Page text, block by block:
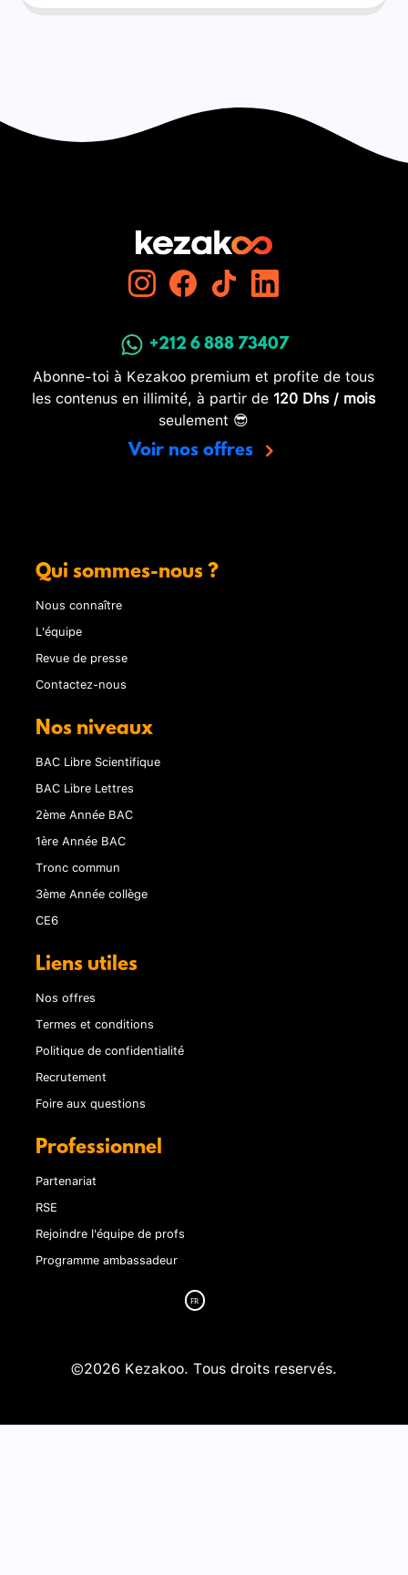
+212 6 888 73407
Abonne-toi à Kezakoo premium et profite de tous
les contenus en illimité, à partir de 120 Dhs / mois
seulement 😎
Voir nos offres
Qui sommes-nous ?
Nous connaître
L'équipe
Revue de presse
Contactez-nous
Nos niveaux
BAC Libre Scientifique
BAC Libre Lettres
2ème Année BAC
1ère Année BAC
Tronc commun
3ème Année collège
CE6
Liens utiles
Nos offres
Termes et conditions
Politique de confidentialité
Recrutement
Foire aux questions
Professionnel
Partenariat
RSE
Rejoindre l'équipe de profs
Programme ambassadeur
©2026 Kezakoo. Tous droits reservés.